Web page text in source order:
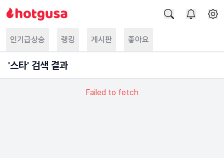
인기급상승 랭킹 게시판 좋아요
'스타' 검색 결과
Failed to fetch